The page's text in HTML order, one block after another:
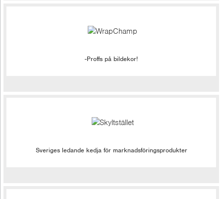
-Proffs på bildekor!
Sveriges ledande kedja för marknadsföringsprodukter